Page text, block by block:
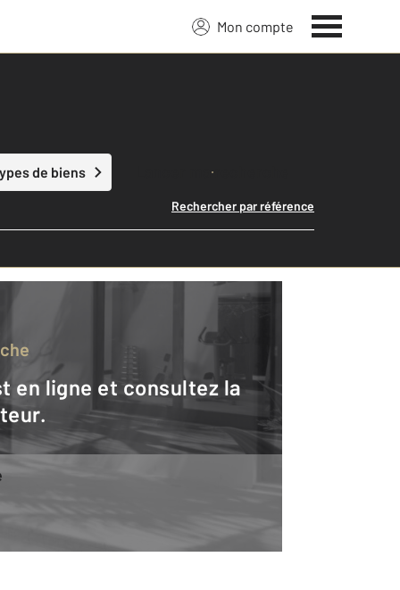
Mon compte
de biens Lancer ma recherche
Rechercher par référence